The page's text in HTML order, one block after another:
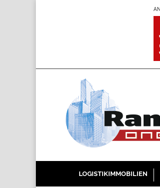
LOGISTIKIMMOBILIEN